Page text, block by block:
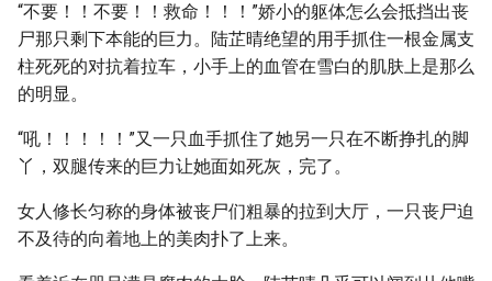
“不要！！不要！！救命！！！”娇小的躯体怎么会抵挡出丧
尸那只剩下本能的巨力。陆芷晴绝望的用手抓住一根金属支
柱死死的对抗着拉车，小手上的血管在雪白的肌肤上是那么
的明显。
“吼！！！！！”又一只血手抓住了她另一只在不断挣扎的脚
丫，双腿传来的巨力让她面如死灰，完了。
女人修长匀称的身体被丧尸们粗暴的拉到大厅，一只丧尸迫
不及待的向着地上的美肉扑了上来。